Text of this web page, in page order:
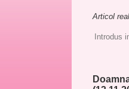
Articol
Introdus